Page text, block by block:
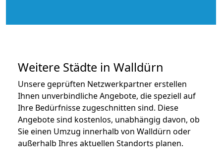
Weitere Städte in Walldürn
Unsere geprüften Netzwerkpartner erstellen
Ihnen unverbindliche Angebote, die speziell auf
Ihre Bedürfnisse zugeschnitten sind. Diese
Angebote sind kostenlos, unabhängig davon, ob
Sie einen Umzug innerhalb von Walldürn oder
außerhalb Ihres aktuellen Standorts planen.